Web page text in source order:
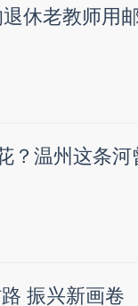
休老教师用
？温州这条
振兴新画卷